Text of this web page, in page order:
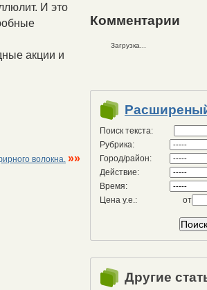
И это
акции и
волокна. »»
Комментарии
Загрузка...
Поиск текста:
Рубрика:
Город/район:
Действие:
Время:
Цена у.е.:
от
Другие